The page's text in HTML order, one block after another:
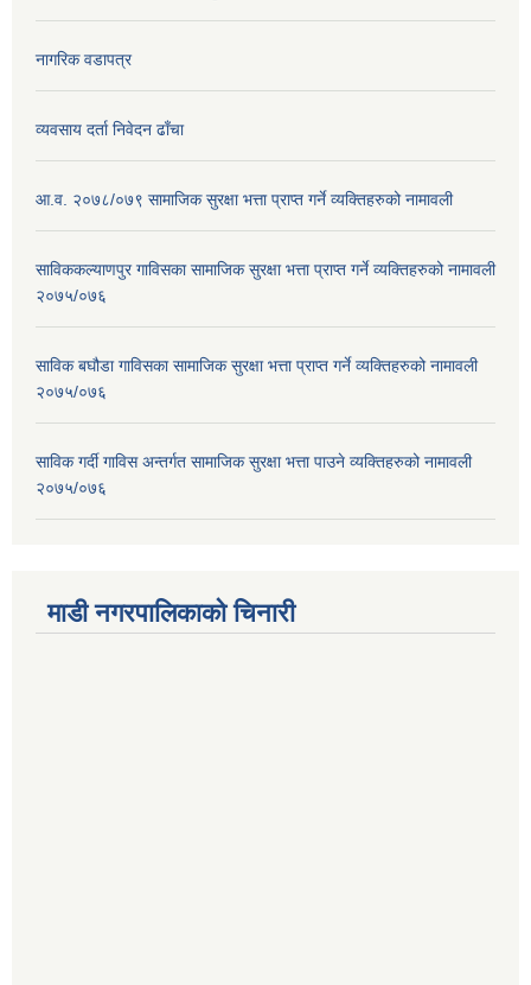
नागरिक वडापत्र
व्यवसाय दर्ता निवेदन ढाँचा
आ.व. २०७८/०७९ सामाजिक सुरक्षा भत्ता प्राप्त गर्ने व्यक्तिहरुको नामावली
साविककल्याणपुर गाविसका सामाजिक सुरक्षा भत्ता प्राप्त गर्ने व्यक्तिहरुको नामावली
२०७५/०७६
साविक बघौडा गाविसका सामाजिक सुरक्षा भत्ता प्राप्त गर्ने व्यक्तिहरुको नामावली
२०७५/०७६
साविक गर्दी गाविस अन्तर्गत सामाजिक सुरक्षा भत्ता पाउने व्यक्तिहरुको नामावली
२०७५/०७६
माडी नगरपालिकाको चिनारी